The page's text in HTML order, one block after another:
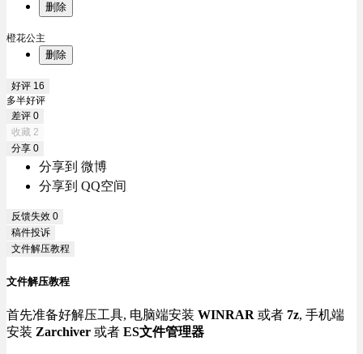
删除
橙花公主
删除
好评 16
多半好评
差评 0
收藏 2
分享 0
分享到 微博
分享到 QQ空间
反馈失效 0
稿件投诉
文件解压教程
文件解压教程
首先准备好解压工具, 电脑端安装 WINRAR 或者 7z, 手机端
安装 Zarchiver 或者 ES文件管理器